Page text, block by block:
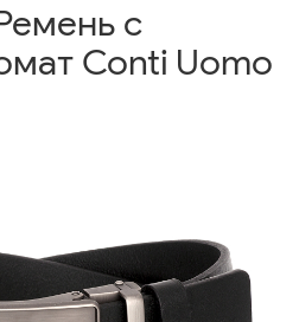
с
Conti Uomo